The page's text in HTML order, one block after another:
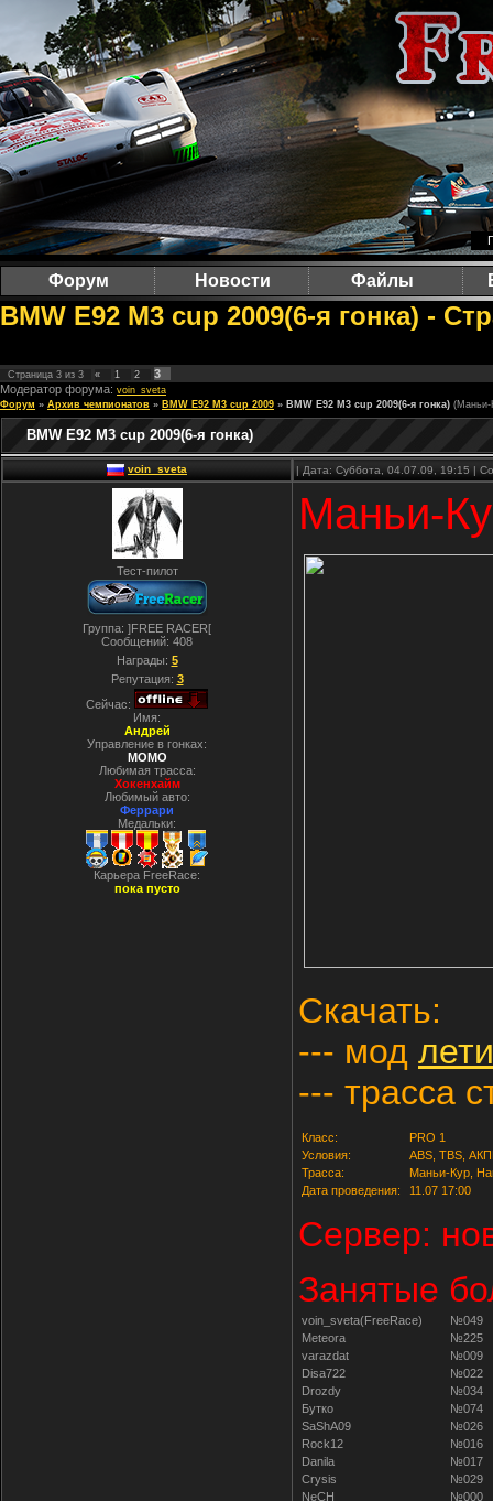
Форум Новости Файлы
BMW E92 M3 cup 2009(6-я гонка) -
Страница 3 из 3 « 1 2
3
Модератор форума: voin_sveta
Форум » Архив чемпионатов » BMW E92 M3 cup 2009 » BMW E92 M3 cup 2009(6-я гонка) (Маньи-
BMW E92 M3 cup 2009(6-я гонка)
voin_sveta | Дата: Суббота, 04.07.09, 19:15 |
Тест-пилот
Группа: ]FREE RACER[
Сообщений: 408
Награды: 5
Репутация: 3
Сейчас:
Имя:
Андрей
Управление в гонках:
MOMO
Любимая трасса:
Хокенхайм
Любимый авто:
Феррари
Медальки:
Карьера FreeRace:
пока пусто
Маньи-
Скачать:
--- мод
--- трасса
Класс:
PRO 1
Условия:
ABS, TBS,
Трасса:
Маньи-Кур,
Дата проведения:
11.07 17:00
Сервер:
Занятые
voin_sveta(FreeRace)
№049
Meteora
№225
varazdat
№009
Disa722
№022
Drozdy
№034
Бутко
№074
SaShA09
№026
Rock12
№016
Danila
№017
Crysis
№029
NeCH
№000